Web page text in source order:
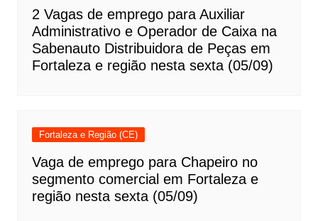
2 Vagas de emprego para Auxiliar
Administrativo e Operador de Caixa na
Sabenauto Distribuidora de Peças em
Fortaleza e região nesta sexta (05/09)
Fortaleza e Região (CE)
Vaga de emprego para Chapeiro no
segmento comercial em Fortaleza e
região nesta sexta (05/09)